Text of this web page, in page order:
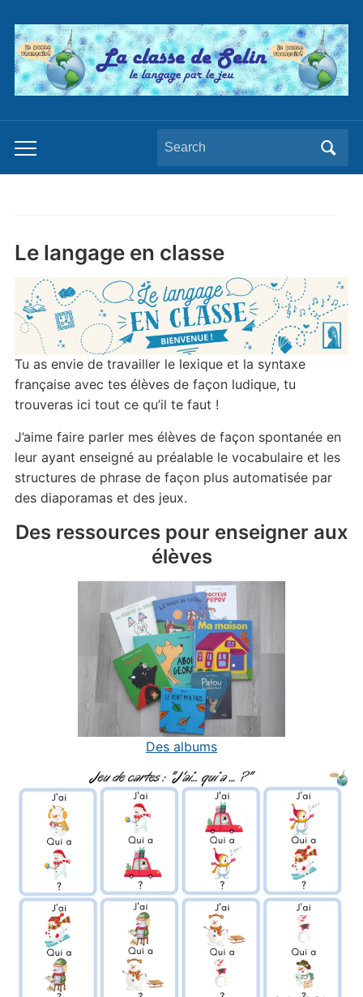
Toggle
mobile
Search
for:
Le langage en classe
Tu as envie de travailler le lexique et la syntaxe
française avec tes élèves de façon ludique, tu
trouveras ici tout ce qu’il te faut !
J’aime faire parler mes élèves de façon spontanée en
leur ayant enseigné au préalable le vocabulaire et les
structures de phrase de façon plus automatisée par
des diaporamas et des jeux.
Des ressources pour enseigner aux
élèves
Des albums